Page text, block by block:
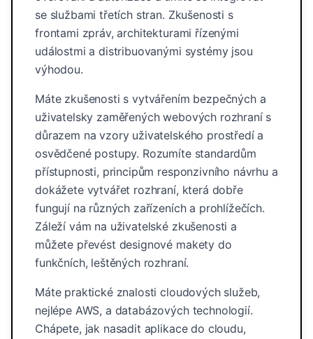
se službami třetích stran. Zkušenosti s
frontami zpráv, architekturami řízenými
událostmi a distribuovanými systémy jsou
výhodou.
Máte zkušenosti s vytvářením bezpečných a
uživatelsky zaměřených webových rozhraní s
důrazem na vzory uživatelského prostředí a
osvědčené postupy. Rozumíte standardům
přístupnosti, principům responzivního návrhu a
dokážete vytvářet rozhraní, která dobře
fungují na různých zařízeních a prohlížečích.
Záleží vám na uživatelské zkušenosti a
můžete převést designové makety do
funkčních, leštěných rozhraní.
Máte praktické znalosti cloudových služeb,
nejlépe AWS, a databázových technologií.
Chápete, jak nasadit aplikace do cloudu,